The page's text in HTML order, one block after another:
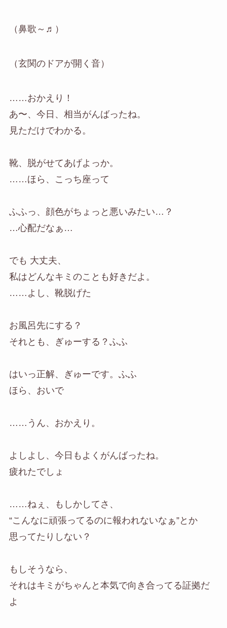
（鼻歌～♬）
（玄関のドアが開く音）
……おかえり！
あ〜、今日、相当がんばったね。
見ただけでわかる。
靴、脱がせてあげよっか。
……ほら、こっち座って
ふふっ、顔色がちょっと悪いみたい…？
…心配だなぁ…
でも 大丈夫、
私はどんなキミのことも好きだよ。
……よし、靴脱げた
お風呂先にする？
それとも、ぎゅーする？ふふ
はいっ正解、ぎゅーです。ふふ
ほら、おいで
……うん、おかえり。
よしよし、今日もよくがんばったね。
疲れたでしょ
……ねぇ、もしかしてさ、
“こんなに頑張ってるのに報われないなぁ”とか
思ってたりしない？
もしそうなら、
それはキミがちゃんと本気で向き合ってる証拠だ
よ